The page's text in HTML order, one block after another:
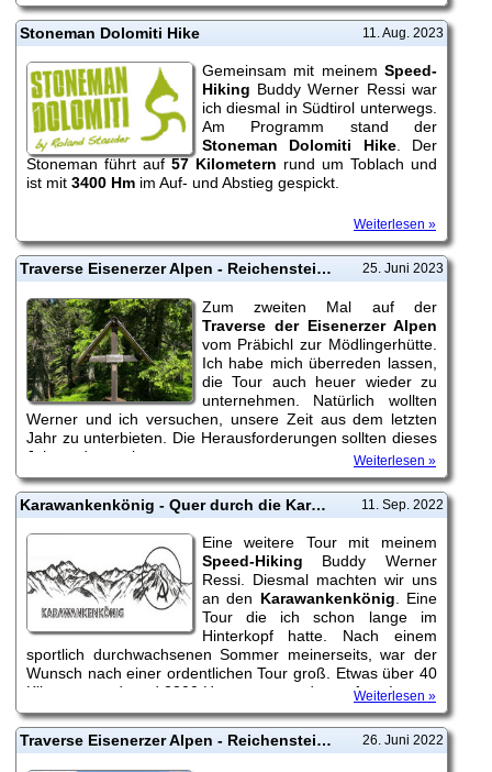
Stoneman Dolomiti Hike 11. Aug. 2023
Gemeinsam mit meinemSpeed-
Hiking Buddy Werner Ressi war
ich diesmal in Südtirol unterwegs.
Am Programm stand der
Stoneman Dolomiti Hike. Der
Stoneman führt auf57 Kilometern rund um Toblach und
ist mit 3400 Hmim Auf- und Abstieg gespickt.
Weiterlesen »
Traverse Eisenerzer Alpen - Reichenstein zu Reichenstein 2023 25. Juni 2023
Zum zweiten Mal auf der
Traverse der Eisenerzer Alpen
vom Präbichl zur Mödlingerhütte.
Ich habe mich überreden lassen,
die Tour auch heuer wieder zu
unternehmen. Natürlich wollten
Werner und ich versuchen, unsere Zeit aus dem letzten
Jahr zu unterbieten. Die Herausforderungen sollten dieses
Jahr andere sein.
Weiterlesen »
Karawankenkönig - Quer durch die Karawanken vom Bodental zum Mittagskogel 11. Sep. 2022
Eine weitere Tour mit meinem
Speed-Hiking Buddy Werner
Ressi. Diesmal machten wir uns
an den Karawankenkönig . Eine
Tour die ich schon lange im
Hinterkopf hatte. Nach einem
sportlich durchwachsenen Sommer meinerseits, war der
Wunsch nach einer ordentlichen Tour groß. Etwas über 40
Kilometer und rund 2800 Hm+ warteten dort auf uns!Weiterlesen »
Traverse Eisenerzer Alpen - Reichenstein zu Reichenstein an einem Tag 26. Juni 2022